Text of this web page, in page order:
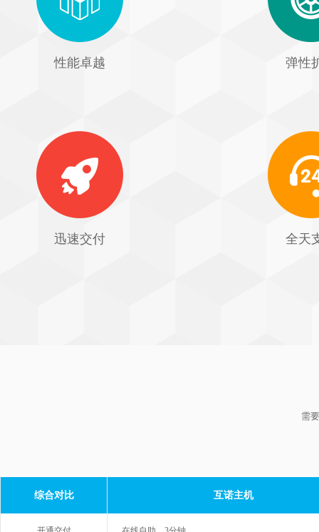
性能卓越 弹性
迅速交付 全天
需
综合对比 互诺主机